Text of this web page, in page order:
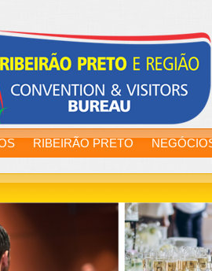
RIBEIRÃO PRETO